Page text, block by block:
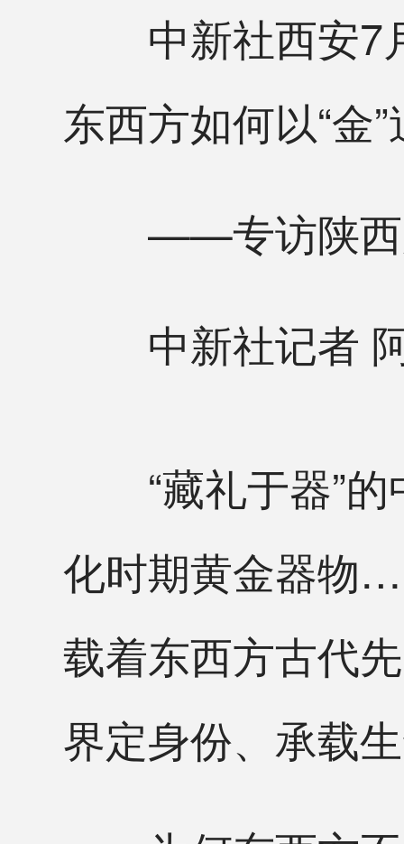
中新社西安7月
东西方如何以“金”
——专访陕西历
中新社记者
“藏礼于器”的
化时期黄金器物
载着东西方古代
界定身份、承载